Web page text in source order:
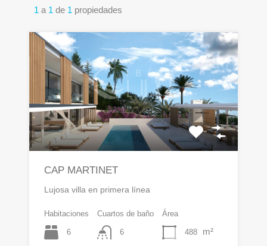
1 a 1 de 1 propiedades
CAP MARTINET
Lujosa villa en primera línea
Habitaciones
6
Cuartos de baño
6
Área
488 m²